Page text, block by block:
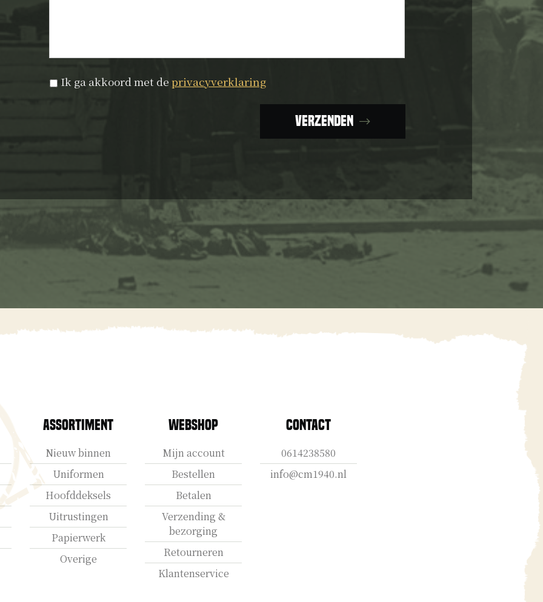
Privacyverklaring *
Ik ga akkoord met de privacyverklaring
Verzenden
Assortiment
Nieuw binnen
Uniformen
Hoofddeksels
Uitrustingen
Papierwerk
Overige
Webshop
Mijn account
Bestellen
Betalen
Verzending &
bezorging
Retourneren
Klantenservice
Contact
0614238580
info@cm1940.nl